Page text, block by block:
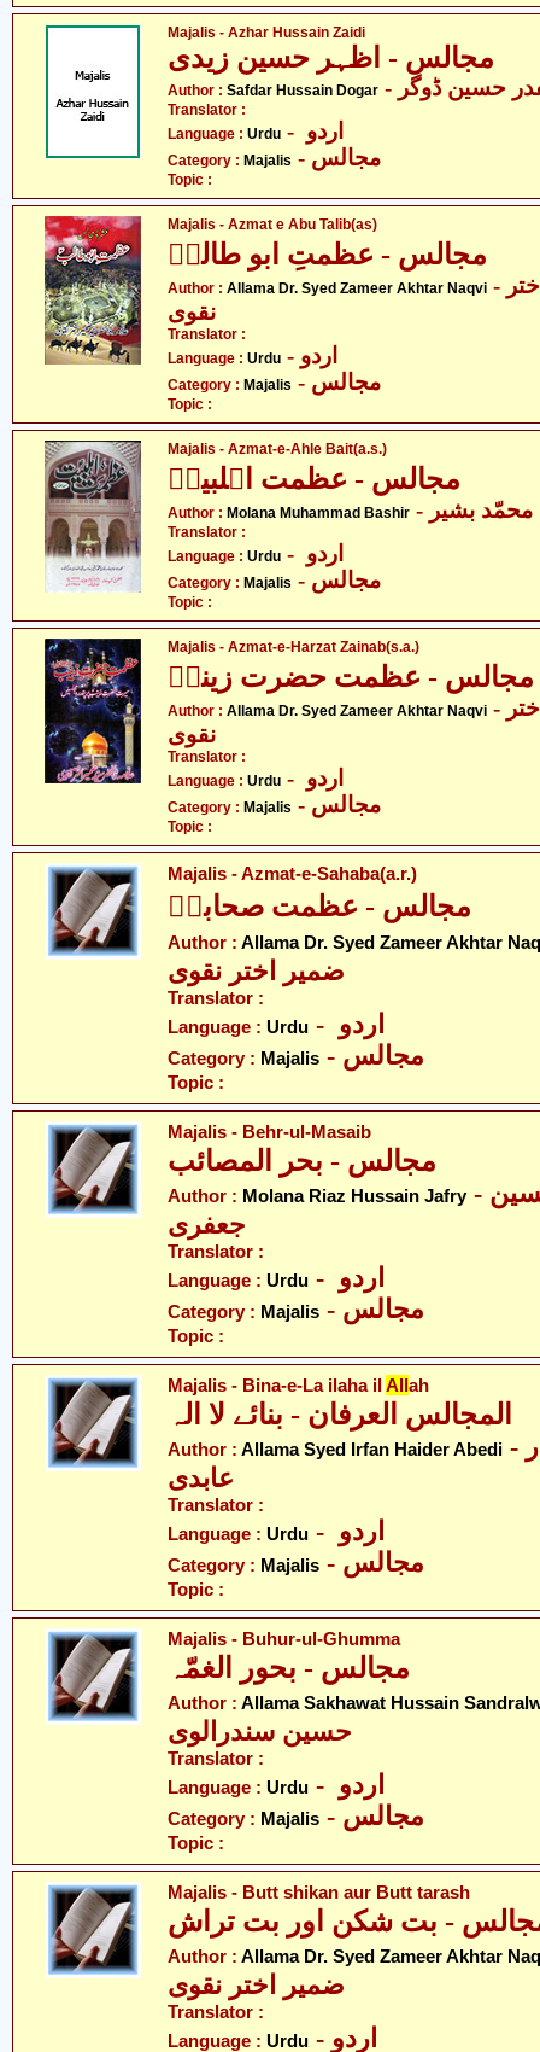
Majalis - Azhar Hussain Zaidi
Author : Safdar Hussain Dogar حسین ڈوگر
Translator :
Language : Urdu
Category : Majalis - مجالس
Topic :
Majalis - Azmat e Abu Talib(as)
مجالس - عظمتِ ابو طالبؑ
Author : Allama Dr. Syed Zameer Akhtar Naqvi - علامہ ڈاکٹر سید ضمیر اختر
نقوی
Translator :
Language : Urdu - اردو
Category : Majalis - مجالس
Topic :
Majalis - Azmat-e-Ahle Bait(a.s.)
مجالس - عظمت اہلبیتؑ
Author : Molana Muhammad Bashir محمّد بشیر
Translator :
Language : Urdu
Category : Majalis - مجالس
Topic :
Majalis - Azmat-e-Harzat Zainab(s.a.)
مجالس - عظمت حضرت زینبؑ
Author : Allama Dr. Syed Zameer Akhtar Naqvi - علامہ ڈاکٹر سید ضمیر اختر
نقوی
Translator :
Language : Urdu
Category : Majalis - مجالس
Topic :
Majalis - Azmat-e-Sahaba(a.r.)
مجالس - عظمت صحابہؒ
Author : Allama Dr. Syed Zameer Akhtar
ضمیر اختر نقوی
Translator :
Language : Urdu
Category : Majalis - مجالس
Topic :
Majalis - Behr-ul-Masaib
مجالس - بحر المصائب
Author : Molana Riaz Hussain Jafry- مولانا ریاض حسین
جعفری
Translator :
Language : Urdu
Category : Majalis - مجالس
Topic :
Majalis - Bina-e-La ilaha ilAllah
Author : Allama Syed Irfan Haider Abedi - علامہ سیّد عرفان حیدر
عابدی
Translator :
Language : Urdu
Category : Majalis - مجالس
Topic :
Majalis - Buhur-ul-Ghumma
مجالس - بحور الغمّہ
Author : Allama Sakhawat Hussain
حسین سندرالوی
Translator :
Language : Urdu
Category : Majalis - مجالس
Topic :
Majalis - Butt shikan aur Butt tarash
- بت شکن اور بت تراش
Author : Allama Dr. Syed Zameer Akhtar
ضمیر اختر نقوی
Translator :
Language : Urdu - اردو